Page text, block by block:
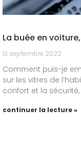
La buée en
13 septembre 2022
Comment puis-je
sur les vitres de
confort et la
continuer la lecture »